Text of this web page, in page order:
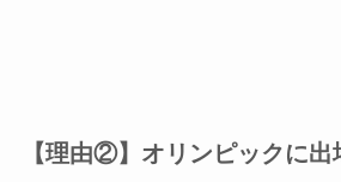
【理由②】オリンピックに出